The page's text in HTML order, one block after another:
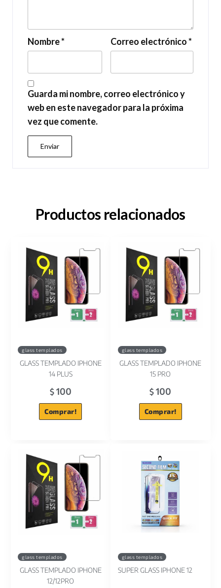
Nombre* Correo electrónico*
Guarda mi nombre, correo electrónico y
web en este navegador para la próxima
vez que comente.
Productos relacionados
glass templados
GLASS TEMPLADO IPHONE
14 PLUS
$100
Comprar!
glass templados
GLASS TEMPLADO IPHONE
15 PRO
$ 100
Comprar!
glass templados
GLASS TEMPLADO IPHONE
12/12PRO
glass templados
SUPER GLASS IPHONE 12